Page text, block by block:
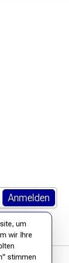
um
wir Ihre
stimmen